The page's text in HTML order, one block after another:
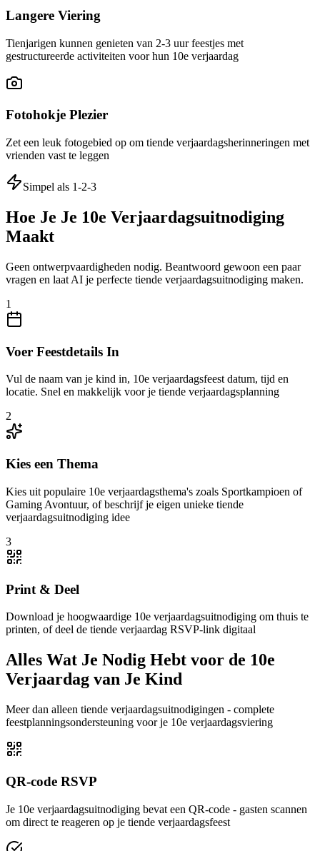
Langere Viering
Tienjarigen kunnen genieten van 2-3 uur feestjes met
gestructureerde activiteiten voor hun 10e verjaardag
Fotohokje Plezier
Zet een leuk fotogebied op om tiende verjaardagsherinneringen met
vrienden vast te leggen
Simpel als 1-2-3
Hoe Je Je 10e Verjaardagsuitnodiging
Maakt
Geen ontwerpvaardigheden nodig. Beantwoord gewoon een paar
vragen en laat AI je perfecte tiende verjaardagsuitnodiging maken.
1
Voer Feestdetails In
Vul de naam van je kind in, 10e verjaardagsfeest datum, tijd en
locatie. Snel en makkelijk voor je tiende verjaardagsplanning
2
Kies een Thema
Kies uit populaire 10e verjaardagsthema's zoals Sportkampioen of
Gaming Avontuur, of beschrijf je eigen unieke tiende
verjaardagsuitnodiging idee
3
Print & Deel
Download je hoogwaardige 10e verjaardagsuitnodiging om thuis te
printen, of deel de tiende verjaardag RSVP-link digitaal
Alles Wat Je Nodig Hebt voor de 10e
Verjaardag van Je Kind
Meer dan alleen tiende verjaardagsuitnodigingen - complete
feestplanningsondersteuning voor je 10e verjaardagsviering
QR-code RSVP
Je 10e verjaardagsuitnodiging bevat een QR-code - gasten scannen
om direct te reageren op je tiende verjaardagsfeest